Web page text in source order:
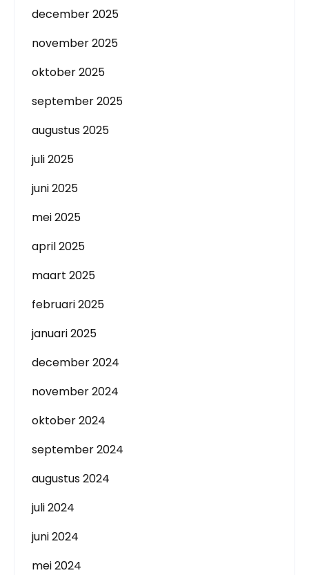
december 2025
november 2025
oktober 2025
september 2025
augustus 2025
juli 2025
juni 2025
mei 2025
april 2025
maart 2025
februari 2025
januari 2025
december 2024
november 2024
oktober 2024
september 2024
augustus 2024
juli 2024
juni 2024
mei 2024